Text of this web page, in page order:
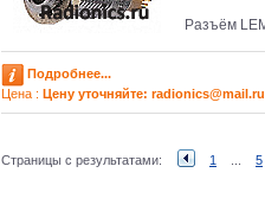
Разъём
Подробнее...
Цена : Цену уточняйте: radioniсs@mail.ru
Страницы с результатами: 1 5